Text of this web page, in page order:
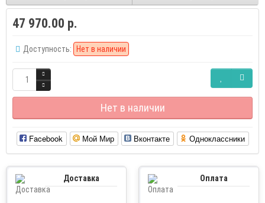
47 970.00 р.
Доступность: Нет в наличии
Нет в наличии
Facebook Мой Мир Вконтакте Одноклассники
Доставка Оплата